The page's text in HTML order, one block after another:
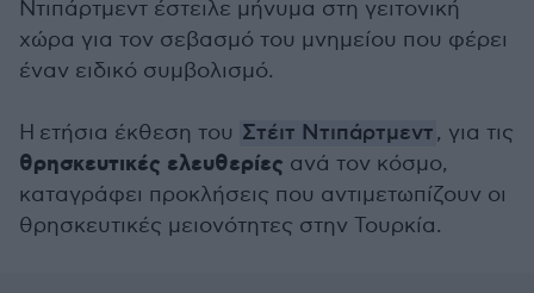
Ντιπάρτμεντ έστειλε μήνυμα στη γειτονική
χώρα για τον σεβασμό του μνημείου που φέρει
έναν ειδικό συμβολισμό.
Η ετήσια έκθεση του Στέιτ Ντιπάρτμεντ, για τις
θρησκευτικές ελευθερίες ανά τον κόσμο,
καταγράφει προκλήσεις που αντιμετωπίζουν οι
θρησκευτικές μειονότητες στην Τουρκία.